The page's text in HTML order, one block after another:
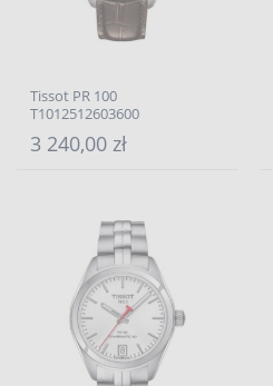
Tissot PR 100
T1012512603600
3 240,00 zł